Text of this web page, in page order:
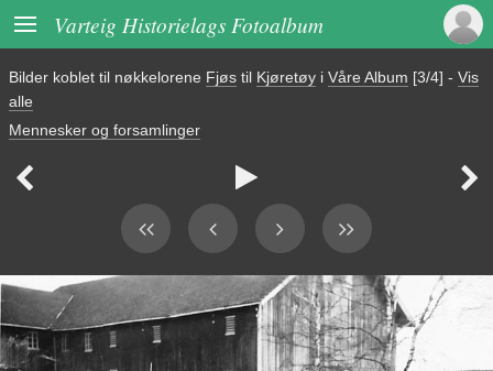
 Varteig Historielags Fotoalbum
Bilder koblet til nøkkelorene Fjøs til Kjøretøy i Våre Album [3/4] - Vis
alle
Mennesker og forsamlinger
  